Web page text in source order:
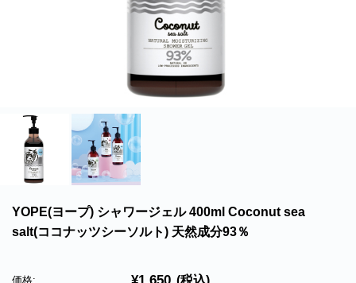
YOPE(ヨープ) シャワージェル 400ml Coconut sea
salt(ココナッツシーソルト) 天然成分93％
価格: (税込)